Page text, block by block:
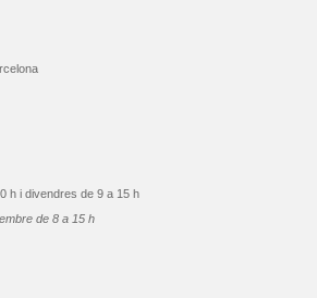
h i divendres de 9 a 15 h
de 8 a 15 h